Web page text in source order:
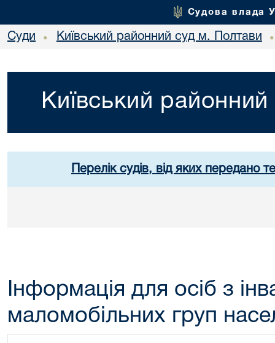
Судова влада
Суди • Київський районний суд м. Полтави •
Київський
Перелік судів, від яких передано
Інформація для осіб з
маломобільних груп